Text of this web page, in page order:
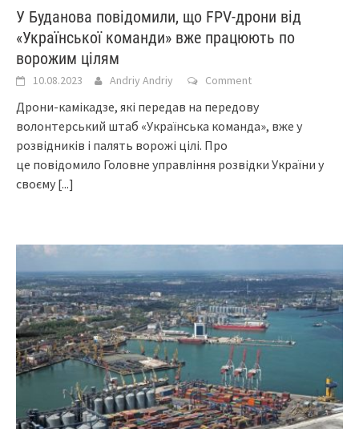
У Буданова повідомили, що FPV-дрони від
«Української команди» вже працюють по
ворожим цілям
10.08.2023 Andriy Andriy Comment
Дрони-камікадзе, які передав на передову
волонтерський штаб «Українська команда», вже у
розвідників і палять ворожі цілі. Про
це повідомило Головне управління розвідки України у
своєму [...]